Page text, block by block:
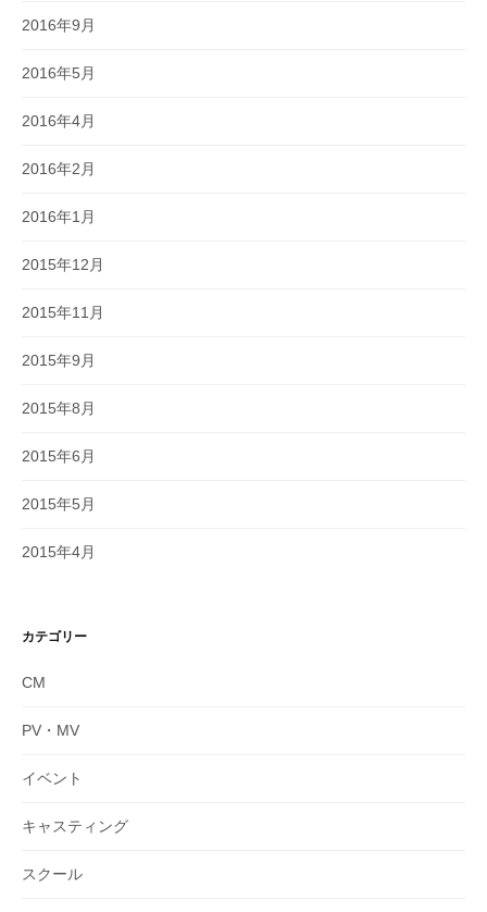
2016年9月
2016年5月
2016年4月
2016年2月
2016年1月
2015年12月
2015年11月
2015年9月
2015年8月
2015年6月
2015年5月
2015年4月
カテゴリー
CM
PV・MV
イベント
キャスティング
スクール